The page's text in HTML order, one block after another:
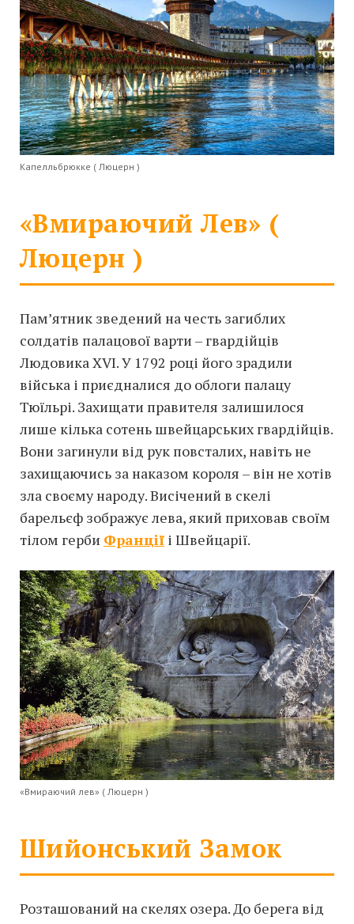
Капелльбрюкке ( Люцерн )
«Вмираючий Лев» (
Люцерн )
Пам’ятник зведений на честь загиблих
солдатів палацової варти – гвардійців
Людовика XVI. У 1792 році його зрадили
війська і приєдналися до облоги палацу
Тюїльрі. Захищати правителя залишилося
лише кілька сотень швейцарських гвардійців.
Вони загинули від рук повсталих, навіть не
захищаючись за наказом короля – він не хотів
зла своєму народу. Висічений в скелі
барельєф зображує лева, який приховав своїм
тілом герби Франціїі Швейцарії.
«Вмираючий лев» ( Люцерн )
Шийонський Замок
Розташований на скелях озера. До берега від